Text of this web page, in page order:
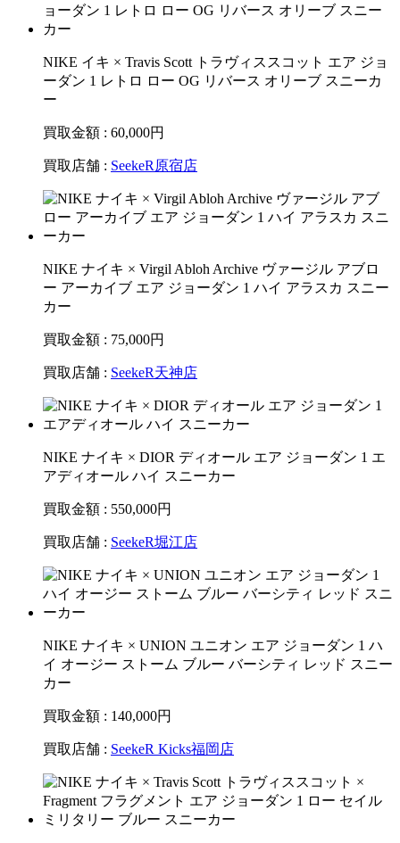
NIKE イキ × Travis Scott トラヴィススコット エア ジョ
ーダン 1 レトロ ロー OG リバース オリーブ スニーカ
ー
買取金額 : 60,000円
買取店舗 : SeekeR原宿店
NIKE ナイキ × Virgil Abloh Archive ヴァージル アブロ
ー アーカイブ エア ジョーダン 1 ハイ アラスカ スニー
カー
買取金額 : 75,000円
買取店舗 : SeekeR天神店
NIKE ナイキ × DIOR ディオール エア ジョーダン 1 エ
アディオール ハイ スニーカー
買取金額 : 550,000円
買取店舗 : SeekeR堀江店
NIKE ナイキ × UNION ユニオン エア ジョーダン 1 ハ
イ オージー ストーム ブルー バーシティ レッド スニー
カー
買取金額 : 140,000円
買取店舗 : SeekeR Kicks福岡店